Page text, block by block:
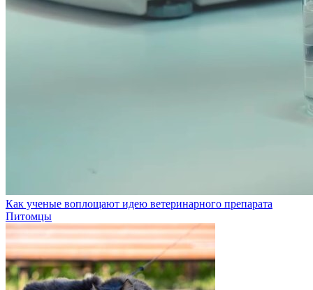
Как ученые воплощают идею ветеринарного препарата
Питомцы